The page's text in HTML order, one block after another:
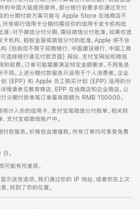
中国大陆居民提供。部分银行会要求你通过支付
的分期付款方案可能与 Apple Store 在线商店不
有银行信用卡分期均需经你的信用卡发卡机构批
准；对于微信分付分期，需经微信分付批准。如果你选
机构、蚂蚁金服或微信分付的批准，Apple 将不会
(包括但不限于招商银行、中国建设银行、中国工商
选择银行请见付款页面) 网站、支付宝网站和微信
和收费。订单可能需要满足特定金额要求，不同免息
同。上述分期付款服务只适用于个人消费者。企业
划 (EPP) 和 Apple 员工购买计划 (EPP) 适用的分
情请参见教育商店、EPP 在线商店和企业商店。公
行分期付款单笔订单最高限额为 RMB 150000。
计入你的信用卡、支付宝或微信分付账单。相关财
支付宝或微信账户中。
款服务。价格包含增值税。所有订单均可享受免费
。
可能有所差异。
示送货选项。我们通过你的 IP 地址，或者你在上次
找到了你的位置。